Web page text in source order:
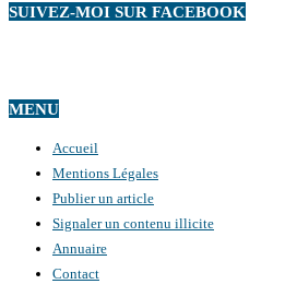
SUIVEZ-MOI SUR FACEBOOK
MENU
Accueil
Mentions Légales
Publier un article
Signaler un contenu illicite
Annuaire
Contact